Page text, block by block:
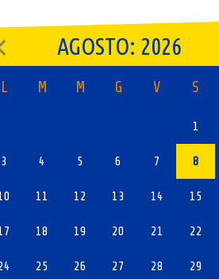
AGOSTO: 2026
L M M G V S
1
3 4 5 6 7 8
11 12 13 14 15
18 19 20 21 22
25 26 27 28 29